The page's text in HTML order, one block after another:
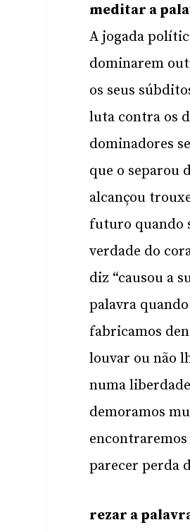
meditar a
A jogada
dominarem
os seus
luta contra os
dominadores
que o separou
alcançou
futuro quando
verdade do
diz “causou a
palavra
fabricamos
louvar ou não
numa
demoramos
parecer perda
rezar a